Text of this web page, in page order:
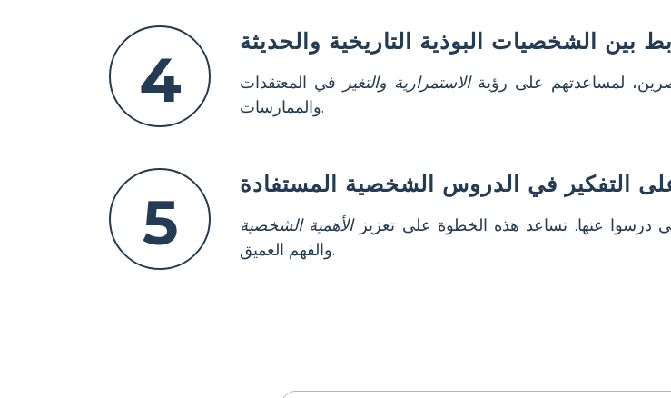
4
بين الشخصيات البوذية التاريخية والحديثة
لمساعدتهم على رؤيةالاستمرارية والتغير
في المعتقدات
والممارسات.
5
التفكير في الدروس الشخصية المستفادة
درسوا عنها. تساعد هذه الخطوة على تعزيزالأهمية الشخصية
والفهم العميق.